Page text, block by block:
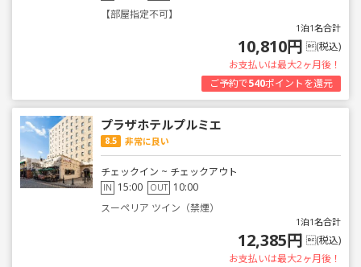
【部屋指定不可】
1泊1名合計
10,810円 (税込)
お支払いは最大2ヶ月後！
ご予約で540ポイントを還元
プラザホテルプルミエ
8.5 非常に良い
チェックイン ~ チェックアウト
IN 15:00 OUT 10:00
スーペリア ツイン（禁煙）
1泊1名合計
12,385円 (税込)
お支払いは最大2ヶ月後！